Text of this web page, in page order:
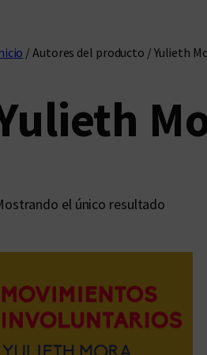
/ Autores del producto / Yulieth
el único resultado